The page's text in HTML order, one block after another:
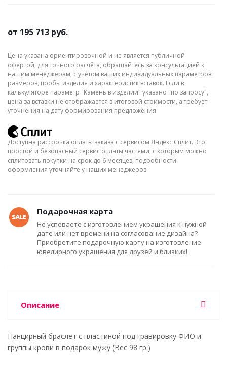
от 195 713 руб.
Цена указана ориентировочной и не является публичной
офертой, для точного расчёта, обращайтесь за консультацией к
нашим менеджерам, с учётом ваших индивидуальных параметров:
размеров, пробы изделия и характеристик вставок. Если в
калькуляторе параметр "Камень в изделии" указано "по запросу",
цена за вставки не отображается в итоговой стоимости, а требует
уточнения на дату формирования предложения.
Доступна рассрочка оплаты заказа с сервисом Яндекс Сплит. Это
простой и безопасный сервис оплаты частями, с которым можно
сплитовать покупки на срок до 6 месяцев, подробности
оформления уточняйте у наших менеджеров.
Подарочная карта
Не успеваете с изготовлением украшения к нужной
дате или нет времени на согласование дизайна?
Приобретите подарочную карту на изготовление
ювелирного украшения для друзей и близких!
Описание
Панцирный браслет с пластиной под гравировку ФИО и
группы крови в подарок мужу (Вес 98 гр.)